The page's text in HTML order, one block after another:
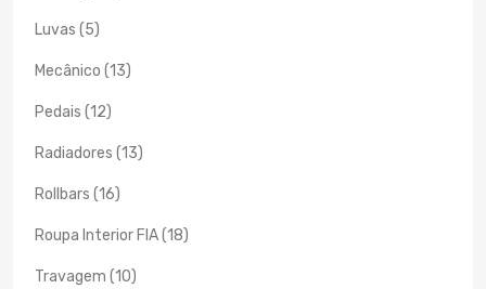
Luvas (5)
Mecânico (13)
Pedais (12)
Radiadores (13)
Rollbars (16)
Roupa Interior FIA (18)
Travagem (10)